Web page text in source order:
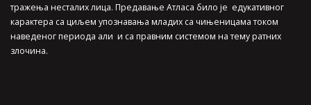
тражења несталих лица. Предавање Атласа било је едукативног
карактера са циљем упознавања младих са чињеницама током
наведеног периода али и са правним системом на тему ратних
злочина.